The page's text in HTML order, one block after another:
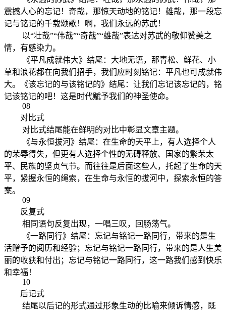
震撼人心的忘记！奇哉，那惊天动地的铭记！雄哉，那一段忘
记与铭记的千载颂歌！啊，我们永远的苏武！
以“壮哉”“伟哉”“奇哉”“雄哉”表达对苏武的敬仰赞美之
情，有感染力。
《平凡成就伟大》结尾：大地无语，那青松、鲜花、小
草和浪花都在向我们招手，我们应时刻铭记：平凡也可成就伟
大。《该忘记的与该铭记的》结尾：让我们忘记该忘记的，铭
记该铭记的吧！这是时代赋予我们的神圣使命。
08
对比式
对比式结尾能在鲜明的对比中彰显文章主题。
《与永恒拔河》结尾：在生命的天平上，有人选择个人
的荣辱得失，但更有人选择个性的无碍释放、国家的繁荣太
平、民族的坚贞气节。而往往是后面这些人，托起了生命的天
平，紧握永恒的绳索，在生命与永恒的拔河中，探索永恒的答
案。
09
反复式
相同语句反复出现，一唱三叹，回肠荡气。
《一路同行》结尾：忘记与铭记一路同行，带来的是生
活赠予的阅历和经验；忘记与铭记一路同行，带来的是人生美
丽的收获和付出；忘记与铭记一路同行，这一路我们感到快乐
和幸福！
10
后记式
结尾以后记的形式通过形象生动的比喻来倾诉情感，既